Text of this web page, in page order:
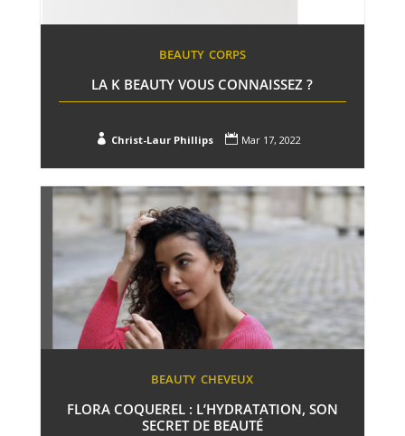
BEAUTY CORPS
LA K BEAUTY VOUS CONNAISSEZ ?
 Christ-Laur Phillips  Mar 17, 2022
BEAUTY CHEVEUX
FLORA COQUEREL : L’HYDRATATION, SON
SECRET DE BEAUTÉ